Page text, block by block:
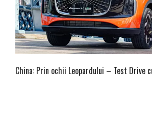
China: Prin ochii Leopardului – Test Drive